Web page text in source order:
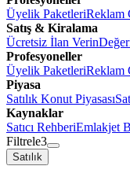
Üyelik PaketleriReklam
Satış & Kiralama
Ücretsiz İlan Verin
Profesyoneller
Üyelik PaketleriReklam
Piyasa
Satılık Konut Piyasası
Kaynaklar
Satıcı RehberiEmlakjet
Filtrele3
Satılık